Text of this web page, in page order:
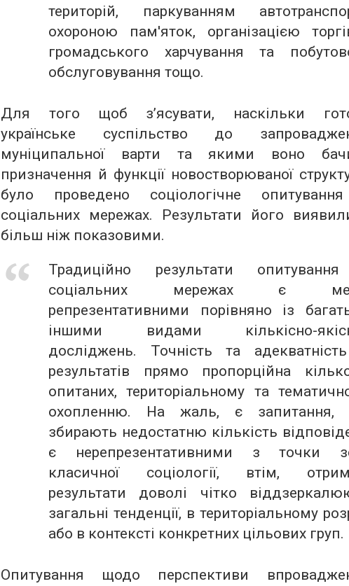
територій, паркуванням
охороною пам'яток, організацією
громадського харчування та
обслуговування тощо.
Для того щоб з’ясувати, наскільки
українське суспільство до
муніципальної варти та якими воно
призначення й функції новостворюваної
було проведено соціологічне
соціальних мережах. Результати його
більш ніж показовими.
Традиційно результати
соціальних мережах є
репрезентативними порівняно із
іншими видами кількісно-
досліджень. Точність та
результатів прямо пропорційна
опитаних, територіальному та
охопленню. На жаль, є запитання,
збирають недостатню кількість
є нерепрезентативними з точки
класичної соціології, втім,
результати доволі чітко
загальні тенденції, в територіальному
або в контексті конкретних цільових груп.
Опитування щодо перспективи